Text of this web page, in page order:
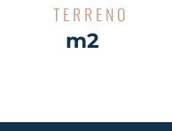
TERRENO
m2